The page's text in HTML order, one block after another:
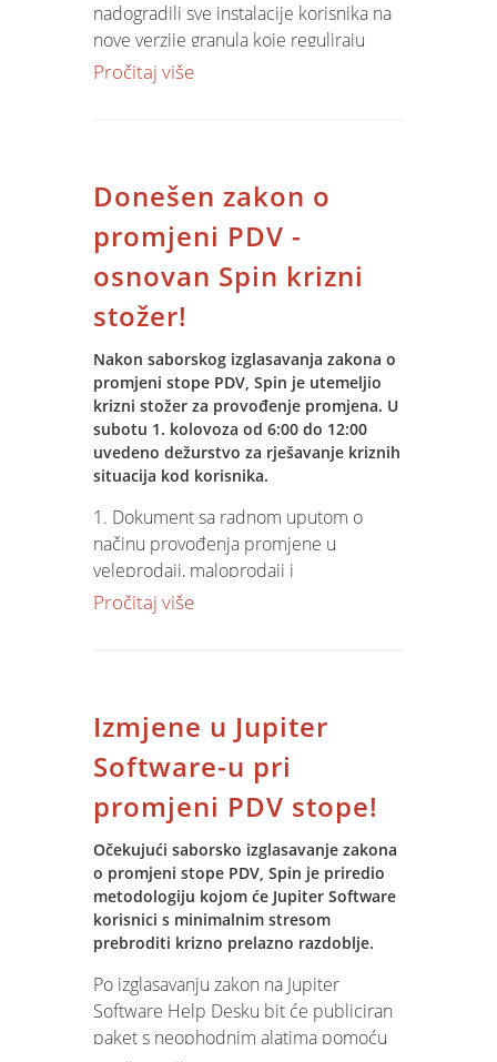
Cjenik pogledajte pod :
nadogradili sve instalacije korisnika na
nove verzije granula koje reguliraju
porez na dodajnu vrijednost (PDV) i
nerazumno kratkog, svi korisnici su 1.
kolovoza počeli primjenjivati nove
zakonske odredbe, uključujući i više od
200 maloprodajnih objekata koji
koriste Jupiter Software POS sustave.
Svim korisnicima koji imaju ugovore o
održavanju Jupiter Software aplikacije,
nadogradnje su isporučene bez
naknade.
Pročitaj više
Donešen zakon o
promjeni PDV -
osnovan Spin krizni
stožer!
Nakon saborskog izglasavanja zakona o
promjeni stope PDV, Spin je utemeljio
krizni stožer za provođenje promjena. U
subotu 1. kolovoza od 6:00 do 12:00
uvedeno dežurstvo za rješavanje kriznih
situacija kod korisnika.
1. Dokument sa radnom uputom o
načinu provođenja promjene u
veleprodaji, maloprodaji i
knjigovodstvu bit će danas u 16:20
sustavima.
3. U subotu, 1.kolovoza od 6:00 do
12:00 na raspolaganju je dežurni tim za
podršku korisnicima u MP i VP za
4. U očekivanju smislenih tumačenja
provedbe zakona, krizni stožer provodit
će intezivne konzultacije s korisnicima i
predstavnicima institucija zaduženim za
Pročitaj više
Izmjene u Jupiter
Software-u pri
promjeni PDV stope!
Očekujući saborsko izglasavanje zakona
o promjeni stope PDV, Spin je priredio
metodologiju kojom će Jupiter Software
korisnici s minimalnim stresom
prebroditi krizno prelazno razdoblje.
Po izglasavanju zakon na Jupiter
Software Help Desku bit će publiciran
paket s neophodnim alatima pomoću